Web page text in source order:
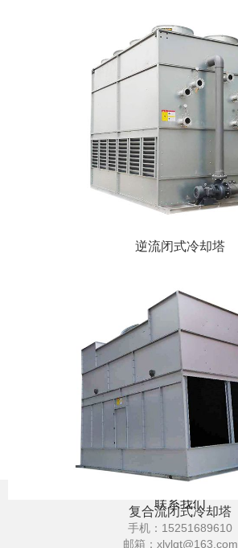
逆流闭式冷却塔
复合流闭式冷却塔
联系我们
手机： 15251689610
邮箱： xlylqt@163.com